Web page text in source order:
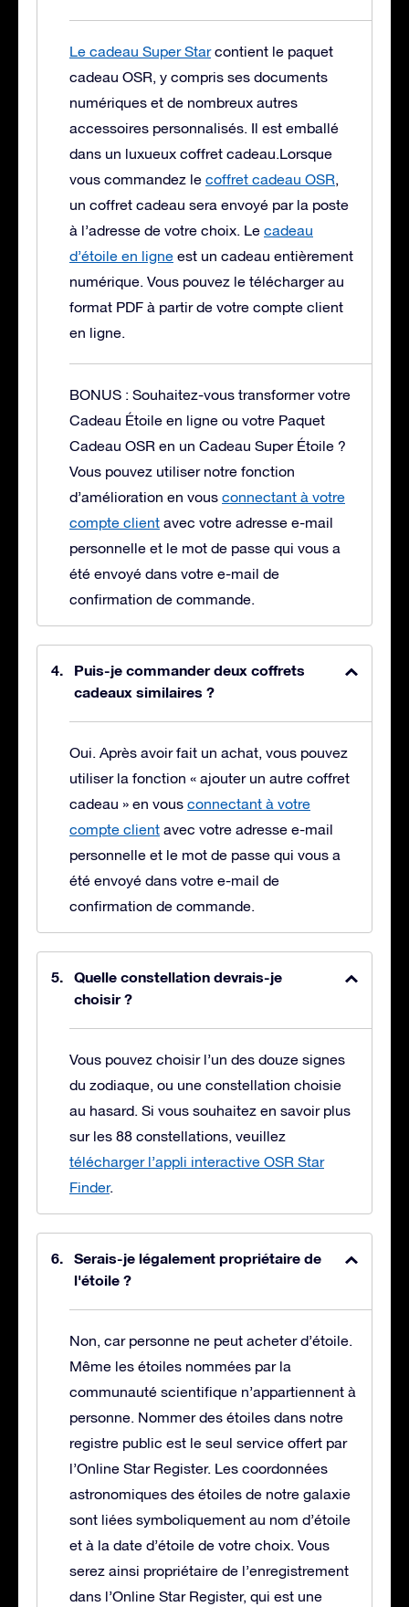
Le cadeau Super Starcontient le paquet
cadeau OSR, y compris ses documents
numériques et de nombreux autres
accessoires personnalisés. Il est emballé
dans un luxueux coffret cadeau.Lorsque
vous commandez le coffret cadeau OSR,
un coffret cadeau sera envoyé par la poste
à l’adresse de votre choix. Le cadeau
d’étoile en ligne est un cadeau entièrement
numérique. Vous pouvez le télécharger au
format PDF à partir de votre compte client
en ligne.
BONUS : Souhaitez-vous transformer votre
Cadeau Étoile en ligne ou votre Paquet
Cadeau OSR en un Cadeau Super Étoile ?
Vous pouvez utiliser notre fonction
d’amélioration en vous connectant à votre
compte client avec votre adresse e-mail
personnelle et le mot de passe qui vous a
été envoyé dans votre e-mail de
confirmation de commande.
Puis-je commander deux coffrets
cadeaux similaires ?
Oui. Après avoir fait un achat, vous pouvez
utiliser la fonction « ajouter un autre coffret
cadeau » en vous connectant à votre
compte client avec votre adresse e-mail
personnelle et le mot de passe qui vous a
été envoyé dans votre e-mail de
confirmation de commande.
Quelle constellation devrais-je
choisir ?
Vous pouvez choisir l’un des douze signes
du zodiaque, ou une constellation choisie
au hasard. Si vous souhaitez en savoir plus
sur les 88 constellations, veuillez
télécharger l’appli interactive OSR Star
Finder.
Serais-je légalement propriétaire de
l'étoile ?
Non, car personne ne peut acheter d’étoile.
Même les étoiles nommées par la
communauté scientifique n’appartiennent à
personne. Nommer des étoiles dans notre
registre public est le seul service offert par
l’Online Star Register. Les coordonnées
astronomiques des étoiles de notre galaxie
sont liées symboliquement au nom d’étoile
et à la date d’étoile de votre choix. Vous
serez ainsi propriétaire de l’enregistrement
dans l’Online Star Register, qui est une